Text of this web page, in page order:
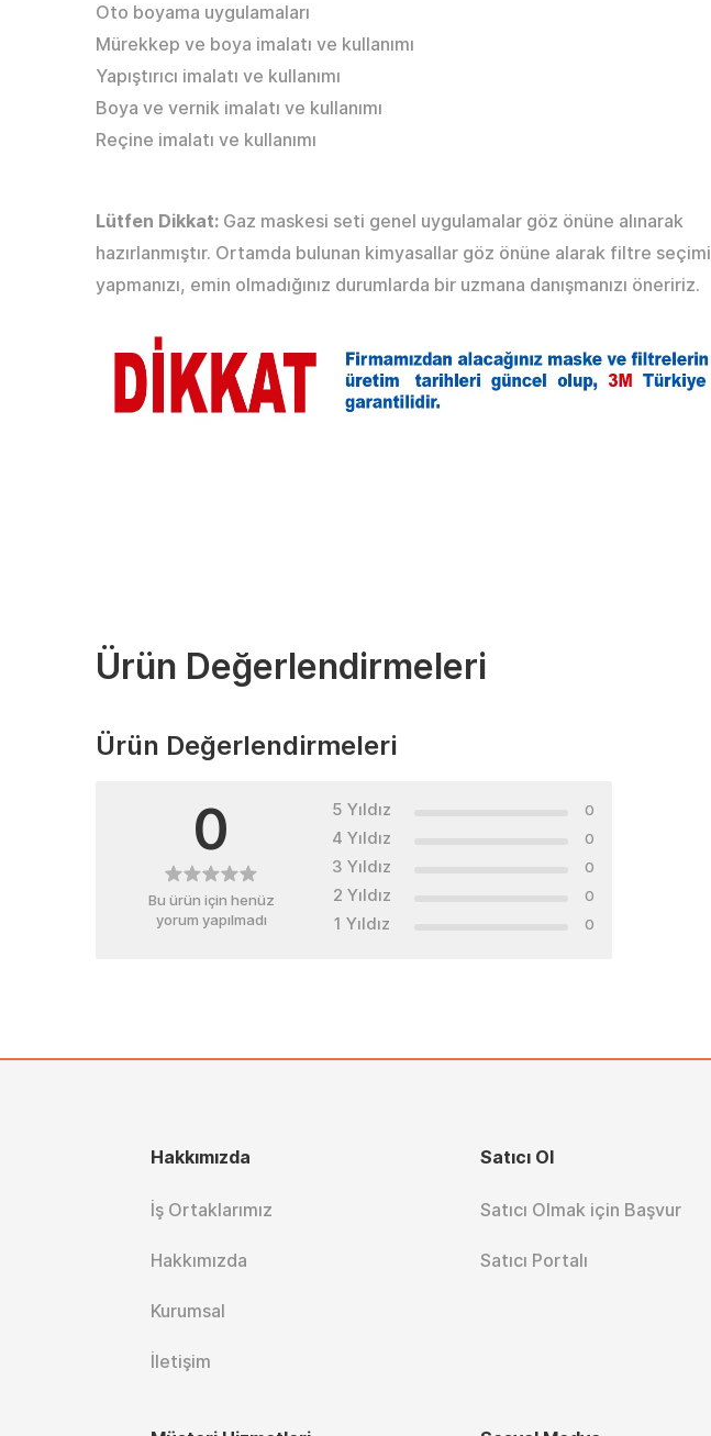
Oto boyama uygulamaları
Mürekkep ve boya imalatı ve kullanımı
Yapıştırıcı imalatı ve kullanımı
Boya ve vernik imalatı ve kullanımı
Reçine imalatı ve kullanımı
Lütfen Dikkat: Gaz maskesi seti genel uygulamalar göz önüne alınarak
hazırlanmıştır. Ortamda bulunan kimyasallar göz önüne alarak filtre seçimi
yapmanızı, emin olmadığınız durumlarda bir uzmana danışmanızı öneririz.
Ürün Değerlendirmeleri
Ürün Değerlendirmeleri
0
Bu ürün için henüz
yorum yapılmadı
5 Yıldız 0
4 Yıldız 0
3 Yıldız 0
2 Yıldız 0
1 Yıldız 0
Hakkımızda
İş Ortaklarımız
Hakkımızda
Kurumsal
İletişim
Satıcı Ol
Satıcı Olmak için Başvur
Satıcı Portalı